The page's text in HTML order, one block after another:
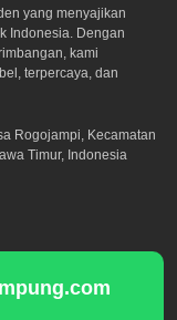
yang menyajikan
Indonesia. Dengan
kami
terpercaya, dan
Rogojampi, Kecamatan
Timur, Indonesia